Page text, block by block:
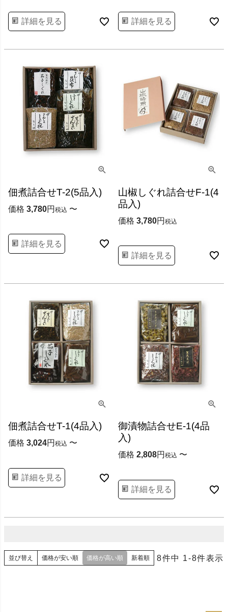
詳細を見る 詳細を見る
佃煮詰合せT-2(5品入)
価格 3,780 税込 〜
詳細を見る
山椒しぐれ詰合せF-1(4
品入)
価格 3,780 税込
詳細を見る
佃煮詰合せT-1(4品入)
価格 3,024 税込 〜
詳細を見る
御漬物詰合せE-1(4品
入)
価格 2,808 税込 〜
詳細を見る
並び替え 価格が安い順 価格が高い順 新着順 8件中 1-8件表示